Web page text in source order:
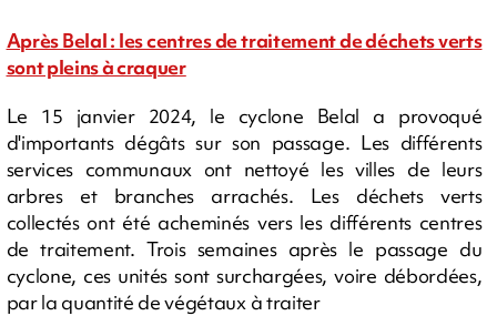
Après Belal : les centres de traitement de déchets verts
sont pleins à craquer
Le 15 janvier 2024, le cyclone Belal a provoqué
d'importants dégâts sur son passage. Les différents
services communaux ont nettoyé les villes de leurs
arbres et branches arrachés. Les déchets verts
collectés ont été acheminés vers les différents centres
de traitement. Trois semaines après le passage du
cyclone, ces unités sont surchargées, voire débordées,
par la quantité de végétaux à traiter